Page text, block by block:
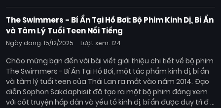
The Swimmers - Bí Ẩn Tại Hồ Bơi: Bộ Phim Kinh Dị, Bí Ẩn
và Tâm Lý Tuổi Teen Nổi Tiếng
Ngày đăng: 15/12/2025 Lượt xem: 124
Chào mừng bạn đến với bài viết giới thiệu chi tiết về bộ phim
The Swimmers - Bí Ẩn Tại Hồ Bơi, một tác phẩm kinh dị, bí ẩn
và tâm lý tuổi teen của Thái Lan ra mắt vào năm 2014. Đạo
diễn Sophon Sakdaphisit đã tạo ra một bộ phim đáng xem
với cốt truyện hấp dẫn và yếu tố kinh dị, bí ẩn được duy trì đ ...